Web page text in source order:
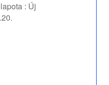
: Új